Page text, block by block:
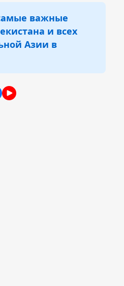
важные
и всех
Азии в